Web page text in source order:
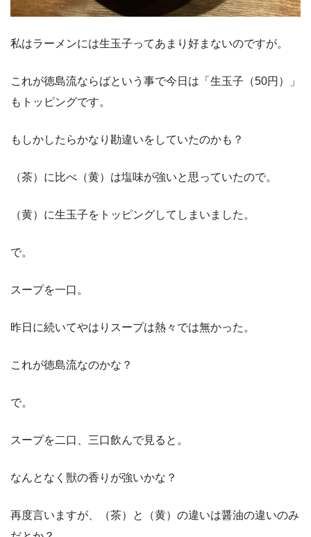
私はラーメンには生玉子ってあまり好まないのですが。
これが徳島流ならばという事で今日は「生玉子（50円）」
もトッピングです。
もしかしたらかなり勘違いをしていたのかも？
（茶）に比べ（黄）は塩味が強いと思っていたので。
（黄）に生玉子をトッピングしてしまいました。
で。
スープを一口。
昨日に続いてやはりスープは熱々では無かった。
これが徳島流なのかな？
で。
スープを二口、三口飲んで見ると。
なんとなく獣の香りが強いかな？
再度言いますが、（茶）と（黄）の違いは醤油の違いのみ